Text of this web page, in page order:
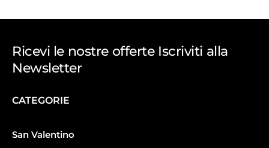
Ricevi le nostre offerte Iscriviti alla
Newsletter
CATEGORIE
San Valentino